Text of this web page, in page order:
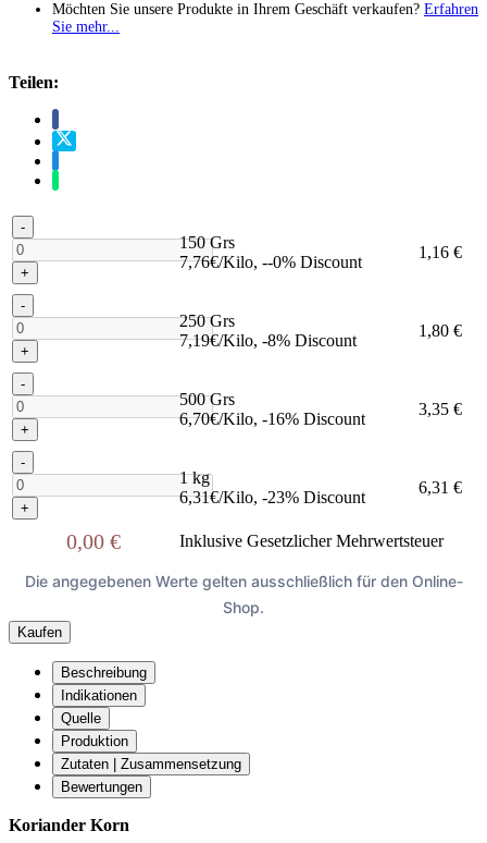
Möchten Sie unsere Produkte in Ihrem Geschäft verkaufen? Erfahren
Sie mehr...
Teilen:
-
+
150 Grs
7,76€/Kilo, --0% Discount
1,16 €
-
+
250 Grs
7,19€/Kilo, -8% Discount
1,80 €
-
+
500 Grs
6,70€/Kilo, -16% Discount
3,35 €
-
+
1 kg
6,31€/Kilo, -23% Discount
6,31 €
0,00 € Inklusive Gesetzlicher Mehrwertsteuer
Die angegebenen Werte gelten ausschließlich für den Online-
Shop.
Kaufen
Beschreibung
Indikationen
Quelle
Produktion
Zutaten | Zusammensetzung
Bewertungen
Koriander Korn